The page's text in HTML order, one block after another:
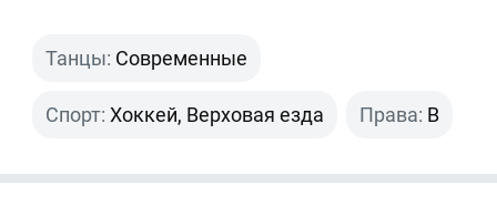
Танцы: Современные
Спорт: Хоккей, Верховая езда Права: B